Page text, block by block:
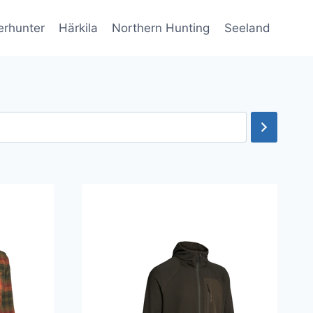
Härkila Northern Hunting Seeland